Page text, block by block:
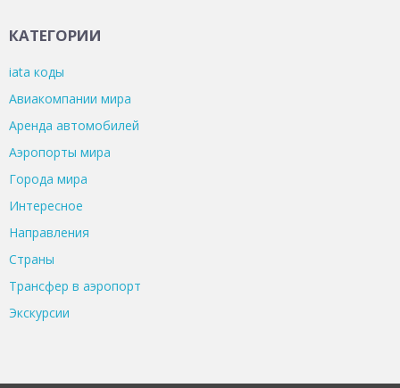
КАТЕГОРИИ
iata коды
Авиакомпании мира
Аренда автомобилей
Аэропорты мира
Города мира
Интересное
Направления
Страны
Трансфер в аэропорт
Экскурсии